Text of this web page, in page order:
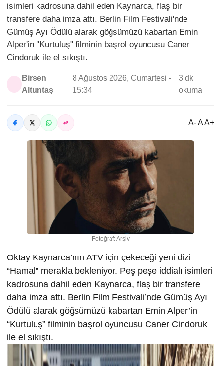
isimleri kadrosuna dahil eden Kaynarca, flaş bir
transfere daha imza attı. Berlin Film Festivali'nde
Gümüş Ayı Ödülü alarak göğsümüzü kabartan Emin
Alper'in "Kurtuluş" filminin başrol oyuncusu Caner
Cindoruk ile el sıkıştı.
Birsen
Altuntaş
8 Ağustos 2026, Cumartesi -
15:34
3 dk
okuma
A- A A+
Fotoğraf: Arşiv
Oktay Kaynarca’nın ATV için çekeceği yeni dizi
“Hamal” merakla bekleniyor. Peş peşe iddialı isimleri
kadrosuna dahil eden Kaynarca, flaş bir transfere
daha imza attı. Berlin Film Festivali’nde Gümüş Ayı
Ödülü alarak göğsümüzü kabartan Emin Alper’in
“Kurtuluş” filminin başrol oyuncusu Caner Cindoruk
ile el sıkıştı.